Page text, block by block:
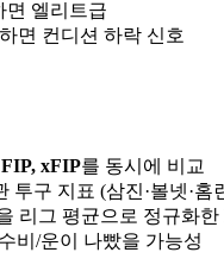
면 엘리트급
면 컨디션 하락 신호
xFIP를 동시에 비교
투구 지표 (삼진·볼넷·홈
리그 평균으로 정규화한
비/운이 나빴을 가능성